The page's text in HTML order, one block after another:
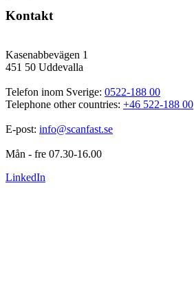
Kontakt
Kasenabbevägen 1
451 50 Uddevalla
Telefon inom Sverige: 0522-188 00
Telephone other countries: +46 522-188 00
E-post: info@scanfast.se
Mån - fre 07.30-16.00
LinkedIn